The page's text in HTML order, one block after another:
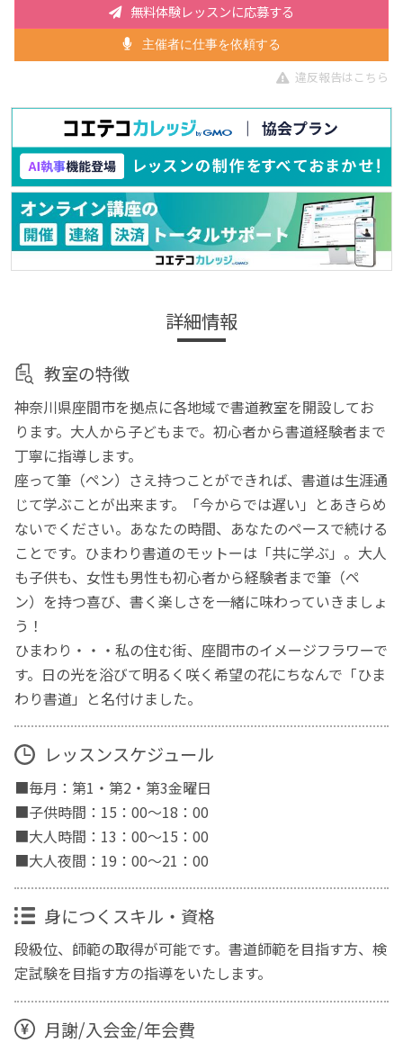
無料体験レッスンに応募する
主催者に仕事を依頼する
違反報告はこちら
詳細情報
教室の特徴
神奈川県座間市を拠点に各地域で書道教室を開設してお
ります。大人から子どもまで。初心者から書道経験者まで
丁寧に指導します。
座って筆（ペン）さえ持つことができれば、書道は生涯通
じて学ぶことが出来ます。「今からでは遅い」とあきらめ
ないでください。あなたの時間、あなたのペースで続ける
ことです。ひまわり書道のモットーは「共に学ぶ」。大人
も子供も、女性も男性も初心者から経験者まで筆（ペ
ン）を持つ喜び、書く楽しさを一緒に味わっていきましょ
う！
ひまわり・・・私の住む街、座間市のイメージフラワーで
す。日の光を浴びて明るく咲く希望の花にちなんで「ひま
わり書道」と名付けました。
レッスンスケジュール
■毎月：第1・第2・第3金曜日
■子供時間：15：00～18：00
■大人時間：13：00～15：00
■大人夜間：19：00～21：00
身につくスキル・資格
段級位、師範の取得が可能です。書道師範を目指す方、検
定試験を目指す方の指導をいたします。
月謝/入会金/年会費